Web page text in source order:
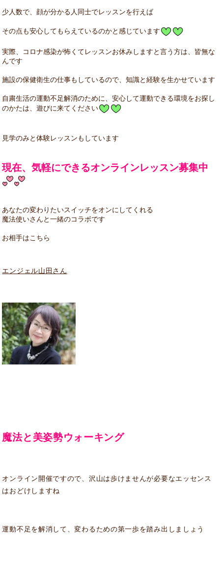
少人数で、顔が分かる人同士でレッスンを行えば
その点も安心してもらえているのかと感じています
実際、コロナ感染が怖くてレッスンお休みしますと言う方は、皆無な
んです
施設の保健衛生の仕事もしているので、知識と経験を生かせています
自粛生活の運動不足解消のために、安心して運動できる環境をお探し
のかたは、遊びに来てください
見学のみと体験レッスンもしています
現在、気軽にできるオンラインレッスン募集中
あなたの変わりたいスイッチをオンにしてくれる
魔法使いさんと一緒のコラボです
お相手はこちら
エンジェル山田さん
魔法と美姿勢ウォーキング
オンライン開催ですので、沢山は歩けませんが必要なエッセンス
はおどけしますね
運動不足を解消して、変わるための第一歩を踏み出しましょう